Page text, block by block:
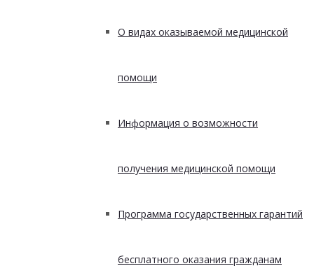
О видах оказываемой медицинской
помощи
Информация о возможности
получения медицинской помощи
Программа государственных гарантий
бесплатного оказания гражданам